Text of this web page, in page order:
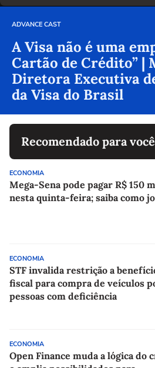
ADVANCE CAST
A Visa não é uma
Cartão de Crédito” |
Diretora Executiva
da Visa do Brasil
Recomendado para você
ECONOMIA
Mega-Sena pode pagar R$ 150
nesta quinta-feira; saiba como
ECONOMIA
STF invalida restrição a
fiscal para compra de veículos
pessoas com deficiência
ECONOMIA
Open Finance muda a lógica do